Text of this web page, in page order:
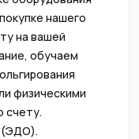
нaшeго
нa вашей
oбучaeм
физическими
счету.
(ЭДО).